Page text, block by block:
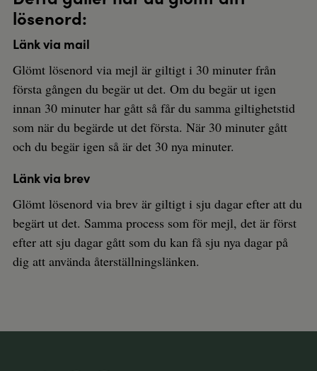
lösenord:
Länk via mail
Glömt lösenord via mejl är giltigt i 30 minuter från
första gången du begär ut det. Om du begär ut igen
innan 30 minuter har gått så får du samma giltighetstid
som när du begärde ut det första. När 30 minuter gått
och du begär igen så är det 30 nya minuter.
Länk via brev
Glömt lösenord via brev är giltigt i sju dagar efter att du
begärt ut det. Samma process som för mejl, det är först
efter att sju dagar gått som du kan få sju nya dagar på
dig att använda återställningslänken.